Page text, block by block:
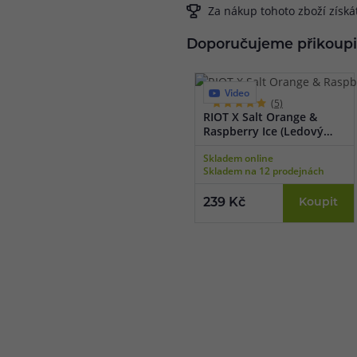
Za nákup tohoto zboží
Doporučujeme
Video
(5)
RIOT X Salt Orange &
Raspberry Ice (Ledový
Skladem online
Skladem na 12 prodejnách
239 Kč Koupit